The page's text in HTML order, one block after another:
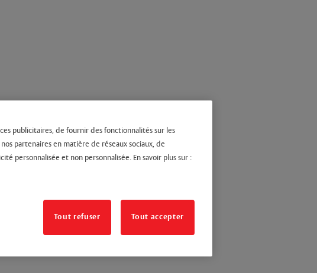
publicitaires, de fournir des fonctionnalités sur les
partenaires en matière de réseaux sociaux, de
personnalisée et non personnalisée. En savoir plus sur :
Tout refuser
Tout accepter